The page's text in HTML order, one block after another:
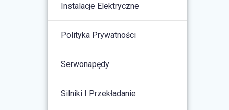
Instalacje Elektryczne
Polityka Prywatności
Serwonapędy
Silniki I Przekładanie